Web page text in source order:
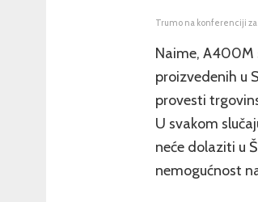
Trumo na konferenciji
Naime, A400M
proizvedenih u
provesti
U svakom
neće dolaziti u
nemogućnost